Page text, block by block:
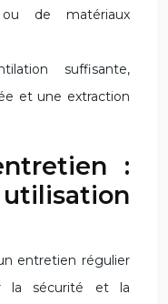
de matériaux
suffisante,
et une extraction
:
entretien régulier
la sécurité et la